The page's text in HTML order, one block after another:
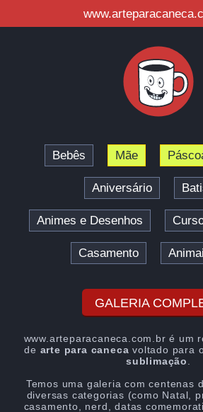
Bebês Mãe
Aniversário
Animes e Desenhos
Casamento
GALERIA
www.arteparacaneca.com.br é um
de arte para caneca voltado para
sublimação
Temos uma galeria com centenas
diversas categorias (como Natal,
casamento, nerd, datas